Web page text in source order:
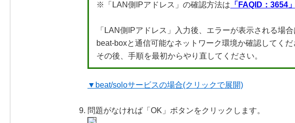
※「LAN側IPアドレス」の確認方法は 「FAQID：3654」
「LAN側IPアドレス」入力後、エラーが表示される場合
beat-boxと通信可能なネットワーク環境か確認してくだ
その後、手順を最初からやり直してください。
▼beat/soloサービスの場合(クリックで展開)
問題がなければ「OK」ボタンをクリックします。